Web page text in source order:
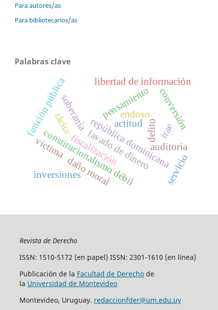
Para autores/as
Para bibliotecarios/as
Palabras clave
constitucionalismo débil
república dominicana
fiscalización auditoria
soberanía pensamiento
actitud
libertad de información
lavado de dinerodelito
daño moral
función pública
inversiones
irae
conversión
tácita
servicio
endoso
victima
Revista de Derecho
ISSN: 1510-5172 (en papel) ISSN: 2301-1610 (en línea)
Publicación de la Facultad de Derechode
la Universidad de Montevideo
Montevideo, Uruguay. redaccionfder@um.edu.uy